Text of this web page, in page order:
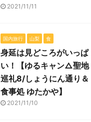
2021/11/11
国内旅行 山梨 食
身延は見どころがいっぱ
い！【ゆるキャン△聖地
巡礼8/しょうにん通り＆
食事処 ゆたかや】
2021/11/10